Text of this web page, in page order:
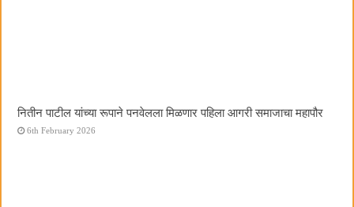
नितीन पाटील यांच्या रूपाने पनवेलला मिळणार पहिला आगरी समाजाचा महापौर
6th February 2026